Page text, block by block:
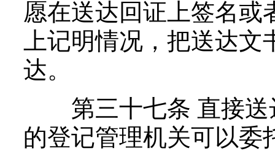
愿在送达回证上签名或
上记明情况，把送达
达。
第三十七条 直接送
的登记管理机关可以委